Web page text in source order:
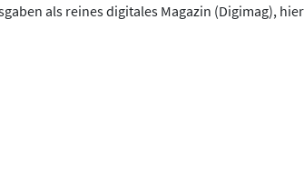
als reines digitales Magazin (Digimag),